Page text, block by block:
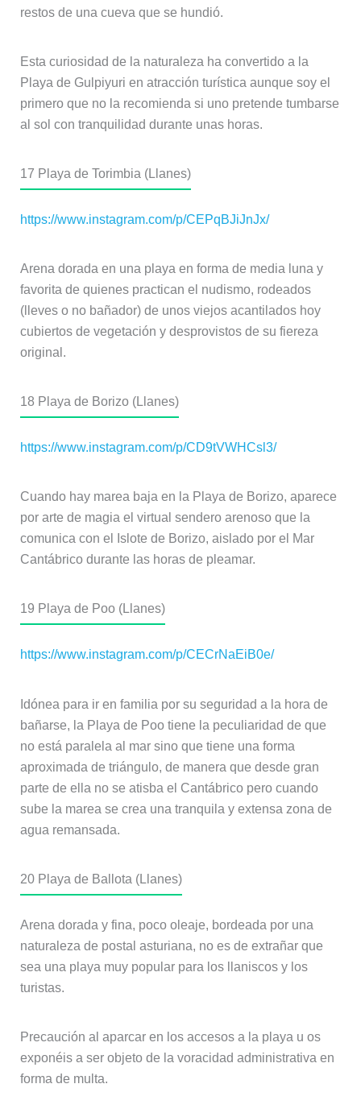
restos de una cueva que se hundió.
Esta curiosidad de la naturaleza ha convertido a la
Playa de Gulpiyuri en atracción turística aunque soy el
primero que no la recomienda si uno pretende tumbarse
al sol con tranquilidad durante unas horas.
17 Playa de Torimbia (Llanes)
https://www.instagram.com/p/CEPqBJiJnJx/
Arena dorada en una playa en forma de media luna y
favorita de quienes practican el nudismo, rodeados
(lleves o no bañador) de unos viejos acantilados hoy
cubiertos de vegetación y desprovistos de su fiereza
original.
18 Playa de Borizo (Llanes)
https://www.instagram.com/p/CD9tVWHCsl3/
Cuando hay marea baja en la Playa de Borizo, aparece
por arte de magia el virtual sendero arenoso que la
comunica con el Islote de Borizo, aislado por el Mar
Cantábrico durante las horas de pleamar.
19 Playa de Poo (Llanes)
https://www.instagram.com/p/CECrNaEiB0e/
Idónea para ir en familia por su seguridad a la hora de
bañarse, la Playa de Poo tiene la peculiaridad de que
no está paralela al mar sino que tiene una forma
aproximada de triángulo, de manera que desde gran
parte de ella no se atisba el Cantábrico pero cuando
sube la marea se crea una tranquila y extensa zona de
agua remansada.
20 Playa de Ballota (Llanes)
Arena dorada y fina, poco oleaje, bordeada por una
naturaleza de postal asturiana, no es de extrañar que
sea una playa muy popular para los llaniscos y los
turistas.
Precaución al aparcar en los accesos a la playa u os
exponéis a ser objeto de la voracidad administrativa en
forma de multa.